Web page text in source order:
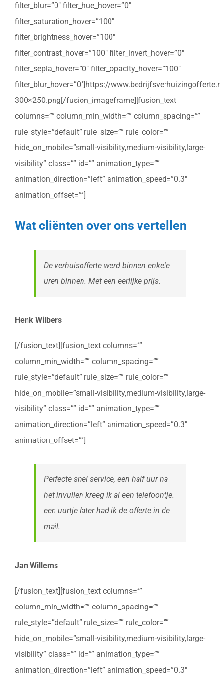
filter_blur=”0″ filter_hue_hover=”0″
filter_saturation_hover=”100″
filter_brightness_hover=”100″
filter_contrast_hover=”100″ filter_invert_hover=”0″
filter_sepia_hover=”0″ filter_opacity_hover=”100″
filter_blur_hover=”0″]https://
300×250.png[/fusion_imageframe][fusion_text
columns=”” column_min_width=”” column_spacing=””
rule_style=”default” rule_size=”” rule_color=””
hide_on_mobile=”small-visibility,medium-visibility,large-
visibility” class=”” id=”” animation_type=””
animation_direction=”left” animation_speed=”0.3″
animation_offset=””]
Wat cliënten over ons vertellen
De verhuisofferte werd binnen enkele
uren binnen. Met een eerlijke prijs.
Henk Wilbers
[/fusion_text][fusion_text columns=””
column_min_width=”” column_spacing=””
rule_style=”default” rule_size=”” rule_color=””
hide_on_mobile=”small-visibility,medium-visibility,large-
visibility” class=”” id=”” animation_type=””
animation_direction=”left” animation_speed=”0.3″
animation_offset=””]
Perfecte snel service, een half uur na
het invullen kreeg ik al een telefoontje.
een uurtje later had ik de offerte in de
mail.
Jan Willems
[/fusion_text][fusion_text columns=””
column_min_width=”” column_spacing=””
rule_style=”default” rule_size=”” rule_color=””
hide_on_mobile=”small-visibility,medium-visibility,large-
visibility” class=”” id=”” animation_type=””
animation_direction=”left” animation_speed=”0.3″